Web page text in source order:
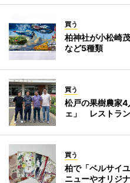
買う
柏神社が小松崎
など5種類
買う
松戸の果樹農家
ェ」 レストラ
買う
柏で「ベルサイ
ニューやオリジ